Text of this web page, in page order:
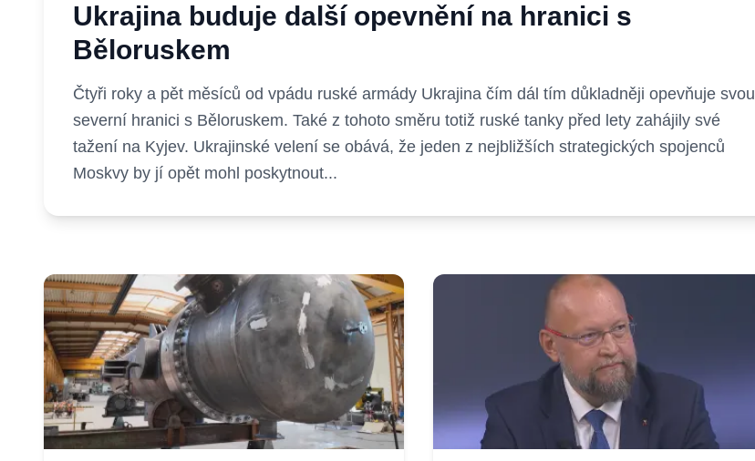
Ukrajina buduje další opevnění na hranici s
Běloruskem
Čtyři roky a pět měsíců od vpádu ruské armády Ukrajina čím dál tím důkladněji opevňuje svou
severní hranici s Běloruskem. Také z tohoto směru totiž ruské tanky před lety zahájily své
tažení na Kyjev. Ukrajinské velení se obává, že jeden z nejbližších strategických spojenců
Moskvy by jí opět mohl poskytnout...